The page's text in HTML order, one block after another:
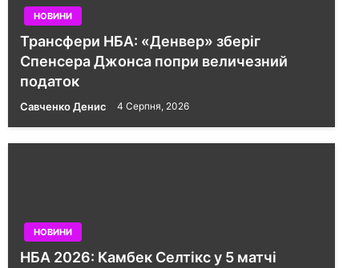
НОВИНИ
Трансфери НБА: «Денвер» зберіг
Спенсера Джонса попри величезний
податок
Савченко Денис 4 Серпня, 2026
НОВИНИ
НБА 2026: Камбек Селтікс у 5 матчі